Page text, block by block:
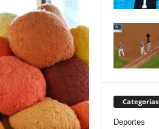
Categorías
Deportes